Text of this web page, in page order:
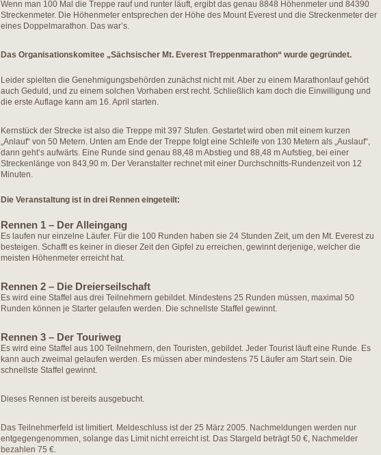
Wenn man 100 Mal die Treppe rauf und runter läuft, ergibt das genau 8848 Höhenmeter und 84390
Streckenmeter. Die Höhenmeter entsprechen der Höhe des Mount Everest und die Streckenmeter der
eines Doppelmarathon. Das war’s.
Das Organisationskomitee „Sächsischer Mt. Everest Treppenmarathon“ wurde gegründet.
Leider spielten die Genehmigungsbehörden zunächst nicht mit. Aber zu einem Marathonlauf gehört
auch Geduld, und zu einem solchen Vorhaben erst recht. Schließlich kam doch die Einwilligung und
die erste Auflage kann am 16. April starten.
Kernstück der Strecke ist also die Treppe mit 397 Stufen. Gestartet wird oben mit einem kurzen
„Anlauf“ von 50 Metern. Unten am Ende der Treppe folgt eine Schleife von 130 Metern als „Auslauf“,
dann geht’s aufwärts. Eine Runde sind genau 88,48 m Abstieg und 88,48 m Aufstieg, bei einer
Streckenlänge von 843,90 m. Der Veranstalter rechnet mit einer Durchschnitts-Rundenzeit von 12
Minuten.
Die Veranstaltung ist in drei Rennen eingeteilt:
Rennen 1 – Der Alleingang
Es laufen nur einzelne Läufer. Für die 100 Runden haben sie 24 Stunden Zeit, um den Mt. Everest zu
besteigen. Schafft es keiner in dieser Zeit den Gipfel zu erreichen, gewinnt derjenige, welcher die
meisten Höhenmeter erreicht hat.
Rennen 2 – Die Dreierseilschaft
Es wird eine Staffel aus drei Teilnehmern gebildet. Mindestens 25 Runden müssen, maximal 50
Runden können je Starter gelaufen werden. Die schnellste Staffel gewinnt.
Rennen 3 – Der Touriweg
Es wird eine Staffel aus 100 Teilnehmern, den Touristen, gebildet. Jeder Tourist läuft eine Runde. Es
kann auch zweimal gelaufen werden. Es müssen aber mindestens 75 Läufer am Start sein. Die
schnellste Staffel gewinnt.
Dieses Rennen ist bereits ausgebucht.
Das Teilnehmerfeld ist limitiert. Meldeschluss ist der 25 März 2005. Nachmeldungen werden nur
entgegengenommen, solange das Limit nicht erreicht ist. Das Stargeld beträgt 50 €, Nachmelder
bezahlen 75 €.